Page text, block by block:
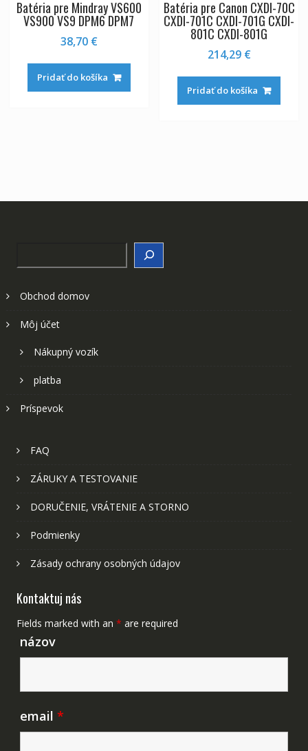
Batéria pre Mindray VS600
VS900 VS9 DPM6 DPM7
38,70 €
Pridať do košíka
Batéria pre Canon CXDI-70C
CXDI-701C CXDI-701G CXDI-
801C CXDI-801G
214,29 €
Pridať do košíka
Obchod domov
Môj účet
Nákupný vozík
platba
Príspevok
FAQ
ZÁRUKY A TESTOVANIE
DORUČENIE, VRÁTENIE A STORNO
Podmienky
Zásady ochrany osobných údajov
Kontaktuj nás
Fields marked with an * are required
názov
email *